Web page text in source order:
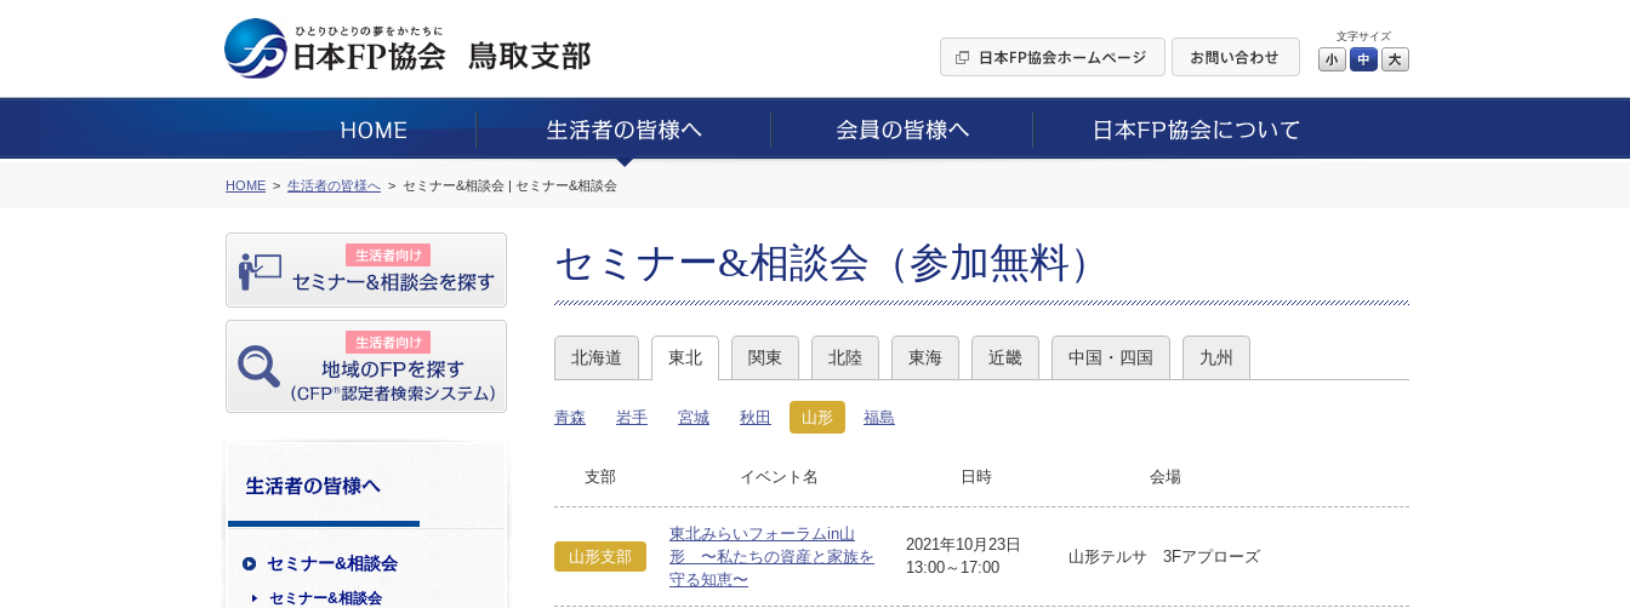
文字サイズ
小 中
HOME 生活者の皆様へ セミナー&相談会 | セミナー&相談会
セミナー&相談会
セミナー&相談会
セミナー&相談会（参加無料）
北海道 東北 関東 北陸 東海 近畿 中国・四国 九州
青森 岩手 宮城 秋田 山形 福島
支部 イベント名 日時 会場
山形支部
東北みらいフォーラムin山
形 〜私たちの資産と家族を
守る知恵〜
2021年10月23日
13:00～17:00
山形テルサ 3Fアプローズ